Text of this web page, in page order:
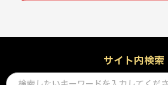
サイト内検索